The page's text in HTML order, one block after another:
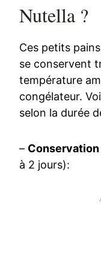
Nutella ?
Ces petits
se conservent
température
congélateur.
selon la durée
–
à 2 jours):